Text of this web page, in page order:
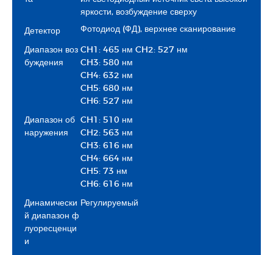
яркости, возбуждение сверху
Детектор Фотодиод (ФД), верхнее сканирование
Диапазон воз
буждения
CH1: 465 нм CH2: 527 нм
CH3: 580 нм
CH4: 632 нм
CH5: 680 нм
CH6: 527 нм
Диапазон об
наружения
CH1: 510 нм
CH2: 563 нм
CH3: 616 нм
CH4: 664 нм
CH5: 73 нм
CH6: 616 нм
Динамически
й диапазон ф
луоресценци
и
Регулируемый